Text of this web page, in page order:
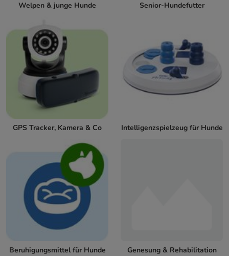
Welpen & junge Hunde Senior-Hundefutter
GPS Tracker, Kamera & Co Intelligenzspielzeug für Hunde
Beruhigungsmittel für Hunde Genesung & Rehabilitation